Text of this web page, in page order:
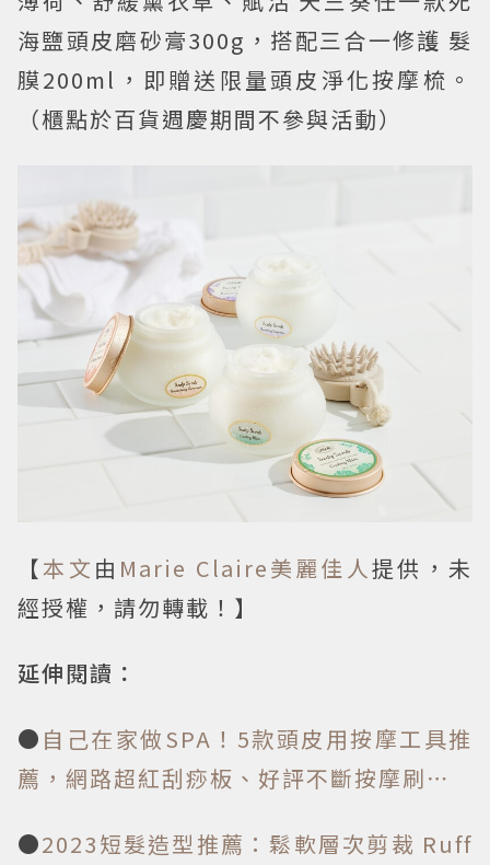
海鹽頭皮磨砂膏300g，搭配三合一修護 髮
膜200ml，即贈送限量頭皮淨化按摩梳。
（櫃點於百貨週慶期間不參與活動）
【本文 由 Marie Claire美麗佳人提供，未
經授權，請勿轉載！】
延伸閱讀：
● 自己在家做SPA！5款頭皮用按摩工具推
薦，網路超紅刮痧板、好評不斷按摩刷⋯
●2023短髮造型推薦：鬆軟層次剪裁 Ruff